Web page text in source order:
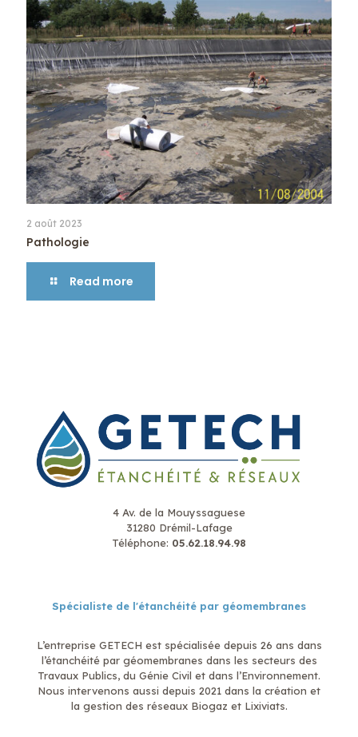
2 août 2023
Pathologie
Read more
4 Av. de la Mouyssaguese
31280 Drémil-Lafage
Téléphone: 05.62.18.94.98
Spécialiste de l'étanchéité par géomembranes
L’entreprise GETECH est spécialisée depuis 26 ans dans
l’étanchéité par géomembranes dans les secteurs des
Travaux Publics, du Génie Civil et dans l’Environnement.
Nous intervenons aussi depuis 2021 dans la création et
la gestion des réseaux Biogaz et Lixiviats.